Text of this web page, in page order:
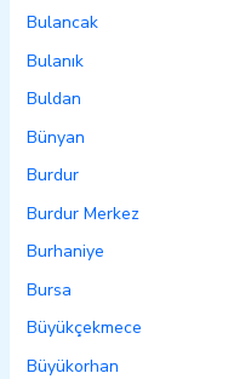
Bulancak
Bulanık
Buldan
Bünyan
Burdur
Burdur Merkez
Burhaniye
Bursa
Büyükçekmece
Büyükorhan